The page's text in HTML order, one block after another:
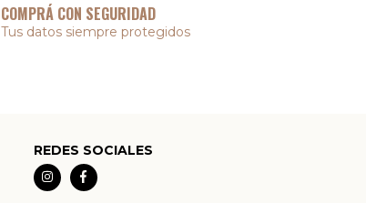
COMPRÁ CON SEGURIDAD
Tus datos siempre protegidos
REDES SOCIALES